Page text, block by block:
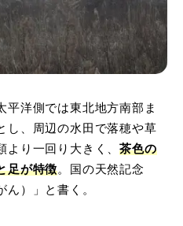
平洋側では東北地方南部ま
し、周辺の水田で落穂や草
より一回り大きく、茶色の
足が特徴。国の天然記念
ん）」と書く。